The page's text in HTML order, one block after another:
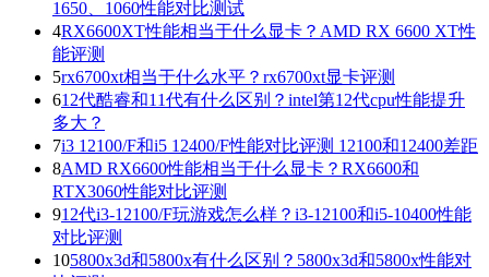
1650、1060性能对比测试
4RX6600XT性能相当于什么显卡？AMD RX 6600 XT性
能评测
5rx6700xt相当于什么水平？rx6700xt显卡评测
612代酷睿和11代有什么区别？intel第12代cpu性能提升
多大？
7i3 12100/F和i5 12400/F性能对比评测 12100和12400差距
8AMD RX6600性能相当于什么显卡？RX6600和
RTX3060性能对比评测
912代i3-12100/F玩游戏怎么样？i3-12100和i5-10400性能
对比评测
105800x3d和5800x有什么区别？5800x3d和5800x性能对